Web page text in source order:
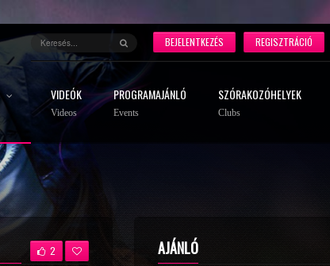
REGISZTRÁCIÓ
BEJELENTKEZÉS
VIDEÓK
Videos
PROGRAMAJÁNLÓ
Events
SZÓRAKOZÓHELYEK
Clubs
2 AJÁNLÓ